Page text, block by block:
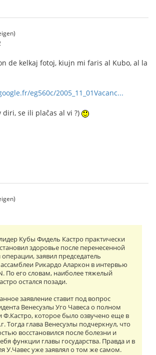
de kelkaj fotoj, kiujn mi faris al Kubo, al la
eg560c/2005_11_01Vacanc...
se ili plaĉas al vi ?)
Кубы Фидель Кастро практически
здоровье после перенесенной
заявил председатель
Рикардо Аларкон в интервью
По его словам, наиболее тяжелый
остался позади.
заявление ставит под вопрос
Венесуэлы Уго Чавеса о полном
Ф.Кастро, которое было озвучено еще в
Тогда глава Венесуэлы подчеркнул, что
восстановился после болезни и
функции главы государства. Правда и в
У.Чавес уже заявлял о том же самом.